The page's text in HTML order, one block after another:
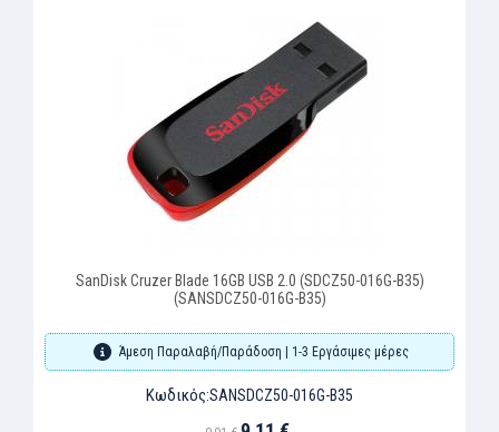
SanDisk Cruzer Blade 16GB USB 2.0 (SDCZ50-016G-B35)
(SANSDCZ50-016G-B35)
Άμεση Παραλαβή/Παράδοση | 1-3 Εργάσιμες μέρες
Κωδικός:SANSDCZ50-016G-B35